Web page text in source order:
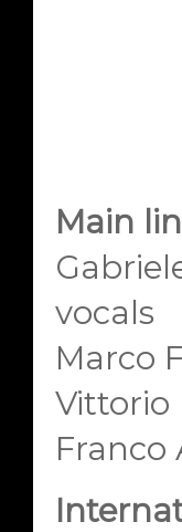
Main
vocals
Marco
Vittorio
Franco